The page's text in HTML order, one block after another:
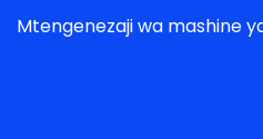
Mtengenezaji wa mashine